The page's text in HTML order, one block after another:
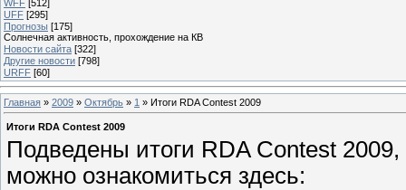
WFF [512]
UFF [295]
Прогнозы [175]
Солнечная активность, прохождение на КВ
Новости сайта [322]
Другие новости [798]
URFF [60]
Главная » 2009 » Октябрь » 1 » Итоги RDA Contest 2009
Итоги RDA Contest 2009
Подведены итоги RDA Contest
можно ознакомиться здесь: